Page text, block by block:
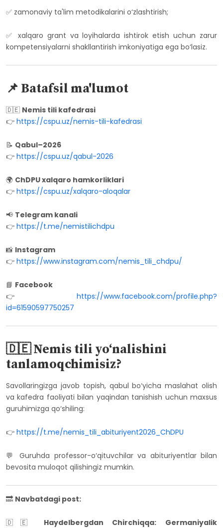
✅ zamonaviy ta'lim metodikalarini o‘zlashtirish;
✅ xalqaro grant va loyihalarda ishtirok etish uchun zarur
kompetensiyalarni shakllantirish imkoniyatiga ega bo‘lasiz.
📌 Batafsil ma'lumot
🇩🇪 Nemis tili kafedrasi
👉 https://cspu.uz/nemis-tili-kafedrasi
📝 Qabul–2026
👉 https://cspu.uz/qabul-2026
🌍 ChDPU xalqaro hamkorliklari
👉 https://cspu.uz/xalqaro-aloqalar
📢 Telegram kanali
👉 https://t.me/nemistilichdpu
📸 Instagram
👉 https://www.instagram.com/nemis_tili_chdpu/
📘 Facebook
👉 https://www.facebook.com/profile.php?
id=61590597750257
🇩🇪 Nemis tili yo‘nalishini
tanlamoqchimisiz?
Savollaringizga javob topish, qabul bo‘yicha maslahat olish
va kafedra faoliyati bilan yaqindan tanishish uchun maxsus
guruhimizga qo‘shiling:
👉 https://t.me/nemis_tili_abituriyent2026_ChDPU
💬 Guruhda professor-o‘qituvchilar va abituriyentlar bilan
bevosita muloqot qilishingiz mumkin.
🔜 Navbatdagi post:
🇩🇪 Haydelbergdan Chirchiqqa: Germaniyalik